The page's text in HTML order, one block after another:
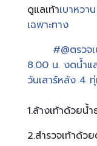
ดูแลเท้าเบาหวาน
เฉพาะทาง
#@ตรวจเบ
8.00 น. งดน้ำแ
วันเสาร์หลัง 4
1.ล้างเท้าด้วยน้
2.สำรวจเท้าด้